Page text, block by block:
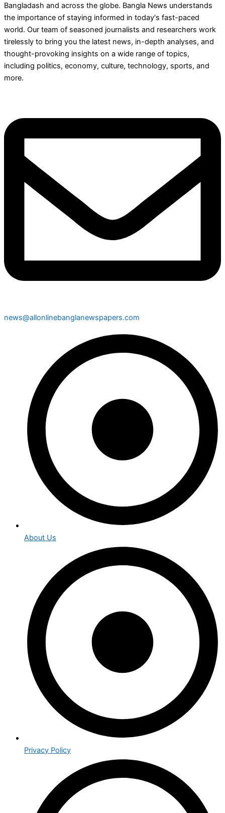
Bangladash and across the globe. Bangla News understands
the importance of staying informed in today's fast-paced
world. Our team of seasoned journalists and researchers work
tirelessly to bring you the latest news, in-depth analyses, and
thought-provoking insights on a wide range of topics,
including politics, economy, culture, technology, sports, and
more.
news@allonlinebanglanewspapers.com
About Us
Privacy Policy